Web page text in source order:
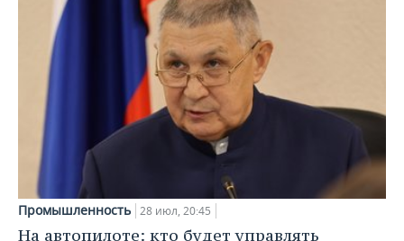
Промышленность 28 июл, 20:45
На автопилоте: кто будет управлять